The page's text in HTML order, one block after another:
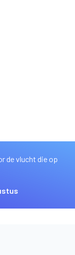
de vlucht die op